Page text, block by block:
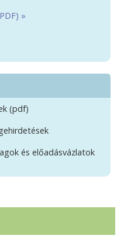
»
(pdf)
és előadásvázlatok